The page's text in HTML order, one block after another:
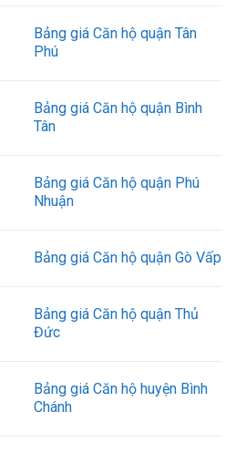
Bảng giá Căn hộ quận Tân
Phú
Bảng giá Căn hộ quận Bình
Tân
Bảng giá Căn hộ quận Phú
Nhuận
Bảng giá Căn hộ quận Gò Vấp
Bảng giá Căn hộ quận Thủ
Đức
Bảng giá Căn hộ huyện Bình
Chánh